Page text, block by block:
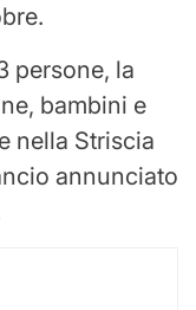
persone, la
bambini e
nella Striscia
annunciato